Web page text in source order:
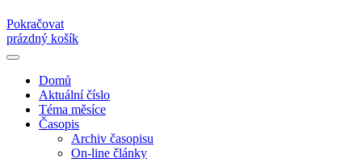
Pokračovat
prázdný košík
Domů
Aktuální číslo
Téma měsíce
Časopis
Archiv časopisu
On-line články